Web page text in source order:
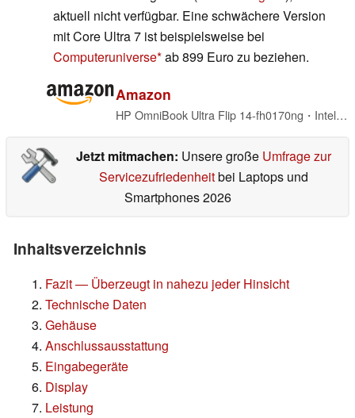
aktuell nicht verfügbar. Eine schwächere Version
mit Core Ultra 7 ist beispielsweise bei
Computeruniverse ab 899 Euro zu beziehen.
Amazon
HP OmniBook Ultra Flip 14-fh0170ng・Intel Core Ultra 7・35,6 cm (14")・2880 x 1800 Pixel・16 GB・512 GB・Windows 11 Home (AW6N6EA#ABD)
Jetzt mitmachen: Unsere große Umfrage zur
Servicezufriedenheitbei Laptops und
Smartphones 2026
Inhaltsverzeichnis
Fazit — Überzeugt in nahezu jeder Hinsicht
Technische Daten
Gehäuse
Anschlussausstattung
Eingabegeräte
Display
Leistung